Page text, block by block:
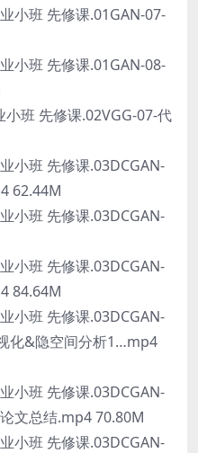
小班 先修课.01GAN-07-
小班 先修课.01GAN-08-
班 先修课.02VGG-07-代
小班 先修课.03DCGAN-
62.44M
小班 先修课.03DCGAN-
小班 先修课.03DCGAN-
84.64M
小班 先修课.03DCGAN-
化&隐空间分析1…mp4
小班 先修课.03DCGAN-
文总结.mp4 70.80M
小班 先修课.03DCGAN-